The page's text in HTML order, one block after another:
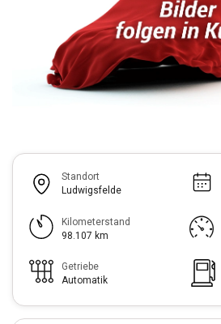
Standort
Ludwigsfelde
Kilometerstand
98.107 km
Getriebe
Automatik